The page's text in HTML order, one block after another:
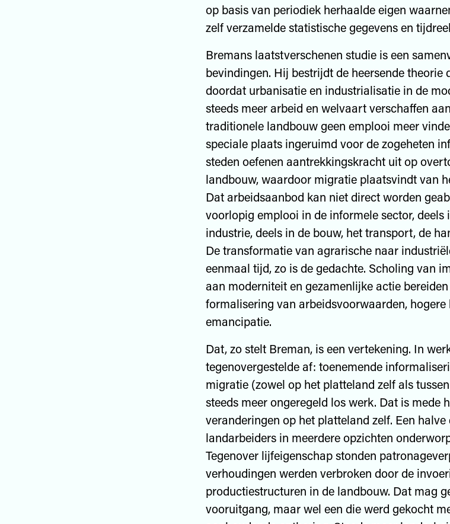
op basis van periodiek herhaalde eigen
zelf verzamelde statistische gegevens en
Bremans laatstverschenen studie is een
bevindingen. Hij bestrijdt de heersende
doordat urbanisatie en industrialisatie in de
steeds meer arbeid en welvaart verschaffen
traditionele landbouw geen emplooi meer
speciale plaats ingeruimd voor de zogeheten
steden oefenen aantrekkingskracht uit op
landbouw, waardoor migratie plaatsvindt van
Dat arbeidsaanbod kan niet direct worden
voorlopig emplooi in de informele sector, deels
industrie, deels in de bouw, het transport, de
De transformatie van agrarische naar
eenmaal tijd, zo is de gedachte. Scholing van
aan moderniteit en gezamenlijke actie
formalisering van arbeidsvoorwaarden, hogere
emancipatie.
Dat, zo stelt Breman, is een vertekening. In
tegenovergestelde af: toenemende
migratie (zowel op het platteland zelf als
steeds meer ongeregeld los werk. Dat is mede
veranderingen op het platteland zelf. Een
landarbeiders in meerdere opzichten
Tegenover lijfeigenschap stonden
verhoudingen werden verbroken door de
productiestructuren in de landbouw. Dat mag
vooruitgang, maar wel een die werd gekocht